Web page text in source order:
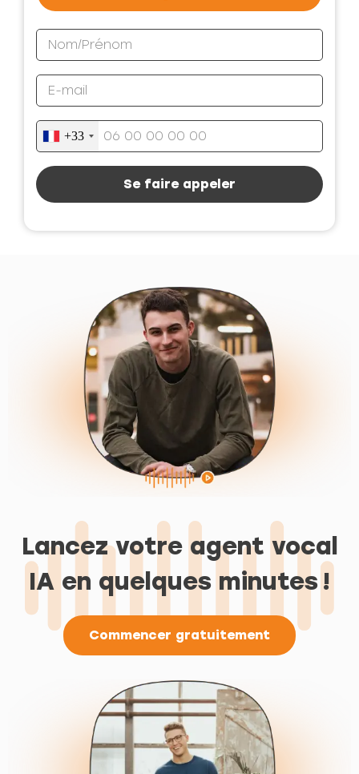
+33
Se faire appeler
Lancez votre agent vocal
IA en quelques minutes !
Commencer gratuitement